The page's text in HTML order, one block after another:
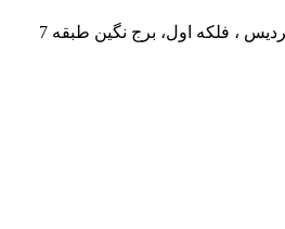
فردیس فلکه اول فردیس فردیس ، فلکه اول، برج نگین طبقه 7